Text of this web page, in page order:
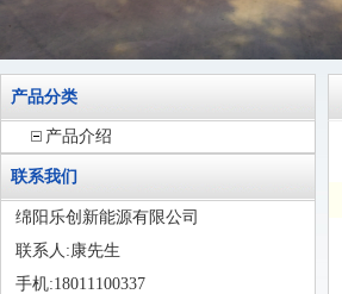
产品分类
产品介绍
联系我们
绵阳乐创新能源有限公司
联系人:康先生
手机:18011100337